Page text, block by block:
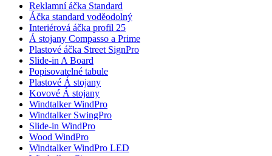
Reklamní áčka Standard
Áčka standard voděodolný
Interiérová áčka profil 25
Á stojany Compasso a Prime
Plastové áčka Street SignPro
Slide-in A Board
Popisovatelné tabule
Plastové Á stojany
Kovové Á stojany
Windtalker WindPro
Windtalker SwingPro
Slide-in WindPro
Wood WindPro
Windtalker WindPro LED